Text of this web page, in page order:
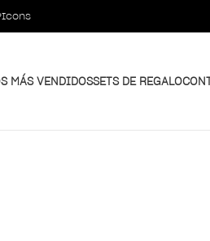
MÁS VENDIDOSSETS DE REGALO